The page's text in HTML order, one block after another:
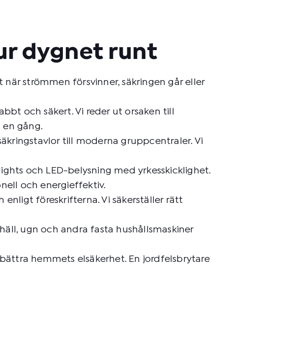
dygnet runt
strömmen försvinner, säkringen går eller
och säkert. Vi reder ut orsaken till
gång.
till moderna gruppcentraler. Vi
och LED-belysning med yrkesskicklighet.
och energieffektiv.
enligt föreskrifterna. Vi säkerställer rätt
ugn och andra fasta hushållsmaskiner
hemmets elsäkerhet. En jordfelsbrytare